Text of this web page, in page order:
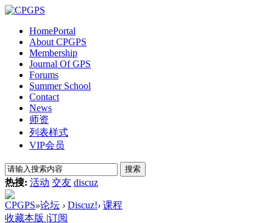
HomePortal
About CPGPS
Membership
Journal Of GPS
Forums
Summer School
Contact
News
师资
列表样式
VIP会员
搜索
热搜: 活动 交友 discuz
CPGPS»论坛 › Discuz!› 课程
收藏本版 |订阅